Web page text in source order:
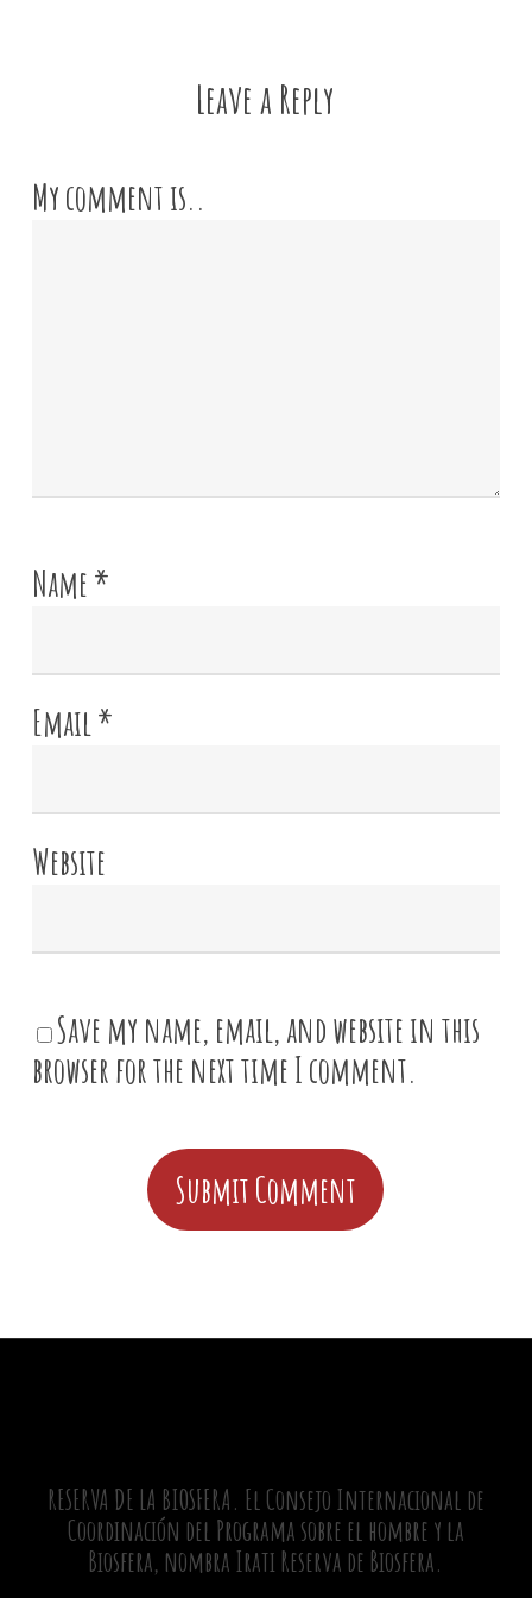
Leave a Reply
My comment is..
Name*
Email*
Website
Save my name, email, and website in this
browser for the next time I comment.
RESERVA DE LA BIOSFERA. El Consejo Internacional de
Coordinación del Programa sobre el hombre y la
Biosfera, nombra Irati Reserva de Biosfera.